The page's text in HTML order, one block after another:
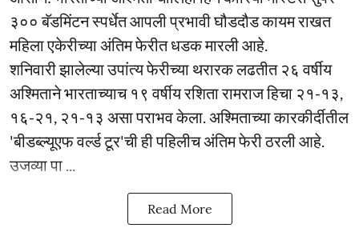
३०० बॅडमिंटन स्पर्धेत आपली प्रभावी घौडदौड कायम राखत
महिला एकेरीच्या अंतिम फेरीत धडक मारली आहे.
शनिवारी झालेल्या उपांत्य फेरीच्या थरारक लढतीत २६ वर्षीय
अश्मिताने भारताच्याच १९ वर्षीय रशिता रामराज हिचा २१-१३,
१६-२१, २१-१३ असा पराभव केला. अश्मिताच्या कारकीर्दीतील
'बीडब्ल्यूएफ वर्ल्ड टूर'ची ही पहिलीच अंतिम फेरी ठरली आहे.
उजव्या पा ...
Read More